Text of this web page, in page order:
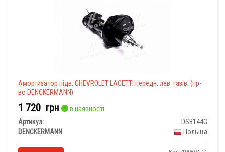
Амортизатор підв. CHEVROLET LACETTI передн. лев. газів. (пр-
во DENCKERMANN)
1 720 грн
в наявності
Артикул:
DSB144G
DENCKERMANN
Польща